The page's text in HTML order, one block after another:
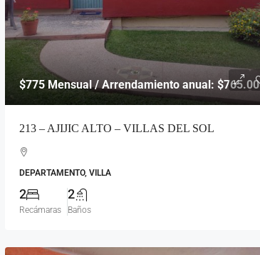
$775Mensual / Arrendamiento anual: $765.00
213 – AJIJIC ALTO – VILLAS DEL SOL
DEPARTAMENTO, VILLA
2
Recámaras
2
Baños